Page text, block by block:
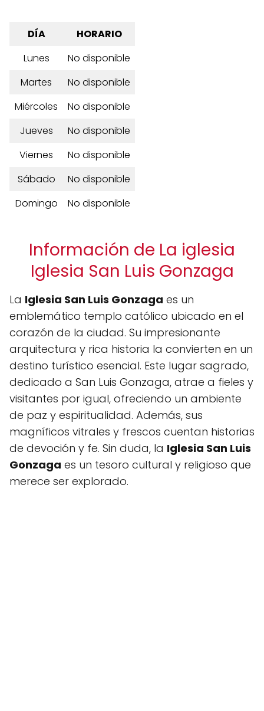
DÍA
HORARIO
Lunes
No disponible
Martes
No disponible
Miércoles
No disponible
Jueves
No disponible
Viernes
No disponible
Sábado
No disponible
Domingo
No disponible
Información de La iglesia
Iglesia San Luis Gonzaga
La Iglesia San Luis Gonzaga es un
emblemático templo católico ubicado en el
corazón de la ciudad. Su impresionante
arquitectura y rica historia la convierten en un
destino turístico esencial. Este lugar sagrado,
dedicado a San Luis Gonzaga, atrae a fieles y
visitantes por igual, ofreciendo un ambiente
de paz y espiritualidad. Además, sus
magníficos vitrales y frescos cuentan historias
de devoción y fe. Sin duda, la Iglesia San Luis
Gonzaga es un tesoro cultural y religioso que
merece ser explorado.